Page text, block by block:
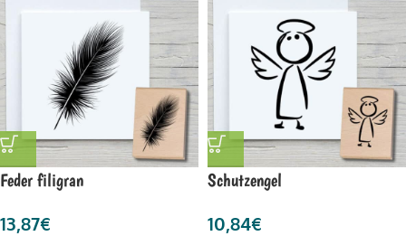
Feder filigran
13,87€
Schutzengel
10,84€